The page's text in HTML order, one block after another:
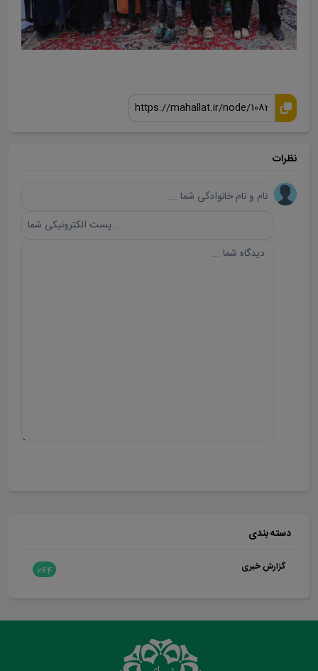
نظرات
دسته بندی
گزارش خبری 264